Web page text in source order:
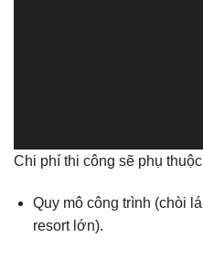
Chi phí thi công sẽ phụ
Quy mô công trình (chòi
resort lớn).